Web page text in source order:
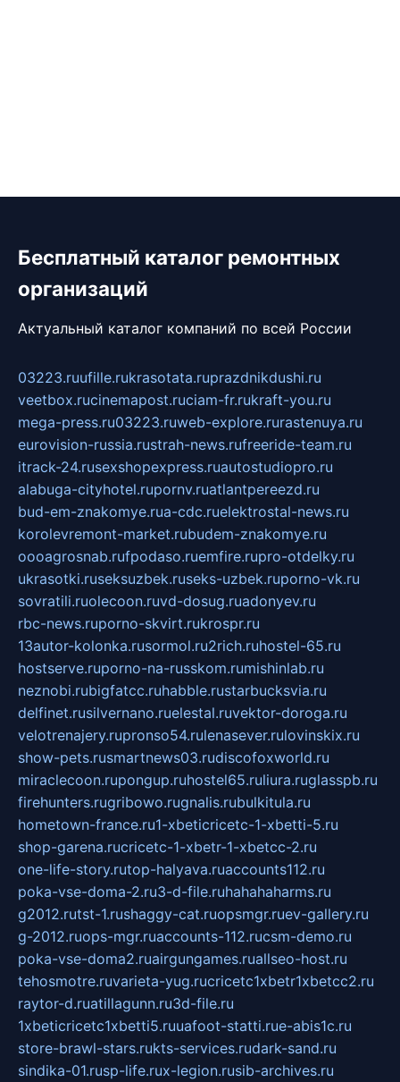
Бесплатный каталог ремонтных
организаций
Актуальный каталог компаний по всей России
03223.ruufille.rukrasotata.ruprazdnikdushi.ru
veetbox.rucinemapost.ruciam-fr.rukraft-you.ru
mega-press.ru03223.ruweb-explore.rurastenuya.ru
eurovision-russia.rustrah-news.rufreeride-team.ru
itrack-24.rusexshopexpress.ruautostudiopro.ru
alabuga-cityhotel.rupornv.ruatlantpereezd.ru
bud-em-znakomye.rua-cdc.ruelektrostal-news.ru
korolevremont-market.rubudem-znakomye.ru
oooagrosnab.rufpodaso.ruemfire.rupro-otdelky.ru
ukrasotki.ruseksuzbek.ruseks-uzbek.ruporno-vk.ru
sovratili.ruolecoon.ruvd-dosug.ruadonyev.ru
rbc-news.ruporno-skvirt.rukrospr.ru
13autor-kolonka.rusormol.ru2rich.ruhostel-65.ru
hostserve.ruporno-na-russkom.rumishinlab.ru
neznobi.rubigfatcc.ruhabble.rustarbucksvia.ru
delfinet.rusilvernano.ruelestal.ruvektor-doroga.ru
velotrenajery.rupronso54.rulenasever.rulovinskix.ru
show-pets.rusmartnews03.rudiscofoxworld.ru
miraclecoon.rupongup.ruhostel65.ruliura.ruglasspb.ru
firehunters.rugribowo.rugnalis.rubulkitula.ru
hometown-france.ru1-xbeticricetc-1-xbetti-5.ru
shop-garena.rucricetc-1-xbetr-1-xbetcc-2.ru
one-life-story.rutop-halyava.ruaccounts112.ru
poka-vse-doma-2.ru3-d-file.ruhahahaharms.ru
g2012.rutst-1.rushaggy-cat.ruopsmgr.ruev-gallery.ru
g-2012.ruops-mgr.ruaccounts-112.rucsm-demo.ru
poka-vse-doma2.ruairgungames.ruallseo-host.ru
tehosmotre.ruvarieta-yug.rucricetc1xbetr1xbetcc2.ru
raytor-d.ruatillagunn.ru3d-file.ru
1xbeticricetc1xbetti5.ruuafoot-statti.rue-abis1c.ru
store-brawl-stars.rukts-services.rudark-sand.ru
sindika-01.rusp-life.rux-legion.rusib-archives.ru